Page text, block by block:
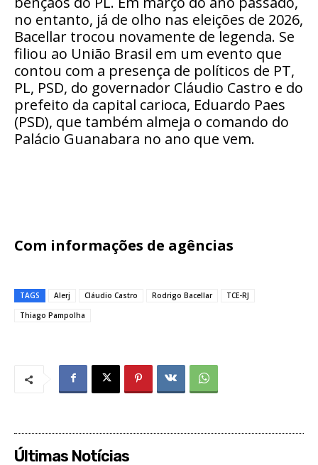
no entanto, já de olho nas eleições de 2026,
Bacellar trocou novamente de legenda. Se
filiou ao União Brasil em um evento que
contou com a presença de políticos de PT,
PL, PSD, do governador Cláudio Castro e do
prefeito da capital carioca, Eduardo Paes
(PSD), que também almeja o comando do
Palácio Guanabara no ano que vem.
Com informações de agências
TAGS Alerj Cláudio Castro Rodrigo Bacellar
TCE-RJ
Thiago Pampolha
Últimas Notícias